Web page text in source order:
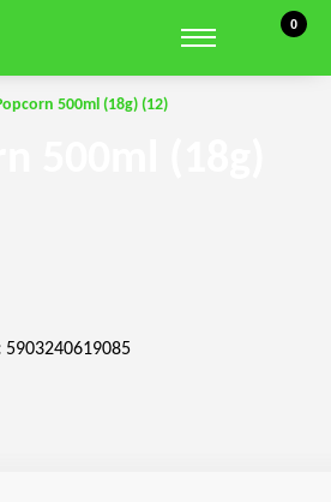
Zobrazit hledání
0
Košík, 0
500ml (18g) (12)
5903240619085